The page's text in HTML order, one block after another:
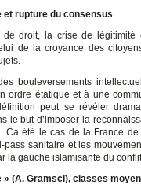
et rupture du consensus
de droit, la crise de
de la croyance des
sujets.
bouleversements
ordre étatique et à une
peut se révéler
le but d’imposer la
Ca été le cas de la France
pass sanitaire et les
la gauche islamisante du
» (A. Gramsci), classes